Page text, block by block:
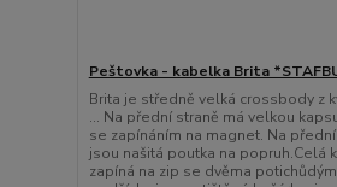
Peštovka - kabelka Brita
Brita je středně velká crossbody z
... Na přední straně má velkou
se zapínáním na magnet. Na
jsou našitá poutka na popruh.Celá
zapíná na zip se dvěma